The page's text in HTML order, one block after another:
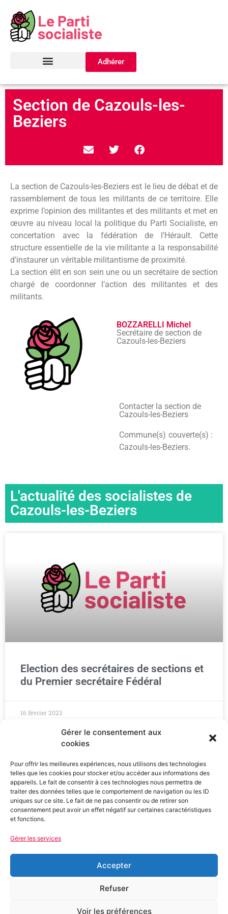
Gérer le consentement aux
cookies
Pour offrir les meilleures expériences, nous utilisons des technologies
telles que les cookies pour stocker et/ou accéder aux informations des
appareils. Le fait de consentir à ces technologies nous permettra de
traiter des données telles que le comportement de navigation ou les ID
uniques sur ce site. Le fait de ne pas consentir ou de retirer son
consentement peut avoir un effet négatif sur certaines caractéristiques
et fonctions.
Gérer les services
Accepter
Refuser
Voir les préférences
Adhérer
Section de Cazouls-les-
Beziers
La section de Cazouls-les-Beziers est le lieu de débat et de
rassemblement de tous les militants de ce territoire. Elle
exprime l’opinion des militantes et des militants et met en
œuvre au niveau local la politique du Parti Socialiste, en
concertation avec la fédération de l’Hérault. Cette
structure essentielle de la vie militante a la responsabilité
d’instaurer un véritable militantisme de proximité.
La section élit en son sein une ou un secrétaire de section
chargé de coordonner l’action des militantes et des
militants.
BOZZARELLI Michel
Secrétaire de section de
Cazouls-les-Beziers
Contacter la section de
Cazouls-les-Beziers
Commune(s) couverte(s) :
Cazouls-les-Beziers.
L'actualité des socialistes de
Cazouls-les-Beziers
Election des secrétaires de sections et
du Premier secrétaire Fédéral
16 février 2023